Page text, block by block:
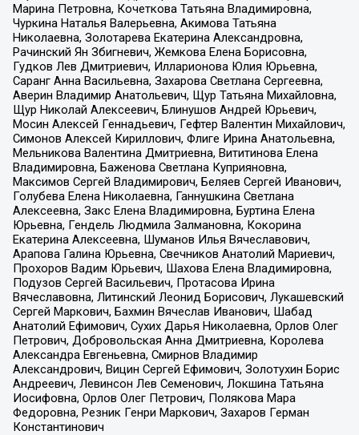
Марина Петровна, Кочеткова Татьяна Владимировна,
Чуркина Наталья Валерьевна, Акимова Татьяна
Николаевна, Золотарева Екатерина Александровна,
Рачинский Ян Збигневич, Жемкова Елена Борисовна,
Гудков Лев Дмитриевич, Илларионова Юлия Юрьевна,
Саранг Анна Васильевна, Захарова Светлана Сергеевна,
Аверин Владимир Анатольевич, Щур Татьяна Михайловна,
Щур Николай Алексеевич, Блинушов Андрей Юрьевич,
Мосин Алексей Геннадьевич, Гефтер Валентин Михайлович,
Симонов Алексей Кириллович, Флиге Ирина Анатольевна,
Мельникова Валентина Дмитриевна, Вититинова Елена
Владимировна, Баженова Светлана Куприяновна,
Максимов Сергей Владимирович, Беляев Сергей Иванович,
Голубева Елена Николаевна, Ганнушкина Светлана
Алексеевна, Закс Елена Владимировна, Буртина Елена
Юрьевна, Гендель Людмила Залмановна, Кокорина
Екатерина Алексеевна, Шуманов Илья Вячеславович,
Арапова Галина Юрьевна, Свечников Анатолий Мариевич,
Прохоров Вадим Юрьевич, Шахова Елена Владимировна,
Подузов Сергей Васильевич, Протасова Ирина
Вячеславовна, Литинский Леонид Борисович, Лукашевский
Сергей Маркович, Бахмин Вячеслав Иванович, Шабад
Анатолий Ефимович, Сухих Дарья Николаевна, Орлов Олег
Петрович, Добровольская Анна Дмитриевна, Королева
Александра Евгеньевна, Смирнов Владимир
Александрович, Вицин Сергей Ефимович, Золотухин Борис
Андреевич, Левинсон Лев Семенович, Локшина Татьяна
Иосифовна, Орлов Олег Петрович, Полякова Мара
Федоровна, Резник Генри Маркович, Захаров Герман
Константинович